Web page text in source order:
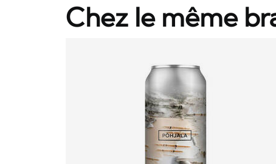
Chez le même